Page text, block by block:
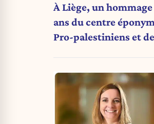
À Liège, un
ans du centre
Pro-palestiniens et